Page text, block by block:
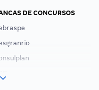
DE CONCURSOS